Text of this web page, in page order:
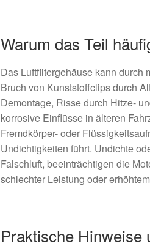
Warum das Teil
Das Luftfiltergehäuse kann durch
Bruch von Kunststoffclips durch
Demontage, Risse durch Hitze-
korrosive Einflüsse in älteren
Fremdkörper- oder
Undichtigkeiten führt. Undichte
Falschluft, beeinträchtigen die
schlechter Leistung oder
Praktische Hinweise